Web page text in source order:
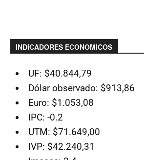
INDICADORES ECONOMICOS
UF: $40.844,79
Dólar observado: $913,86
Euro: $1.053,08
IPC: -0.2
UTM: $71.649,00
IVP: $42.240,31